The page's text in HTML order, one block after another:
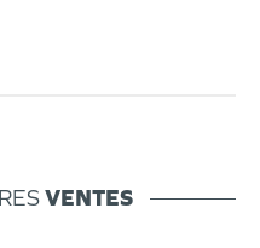
VENTES